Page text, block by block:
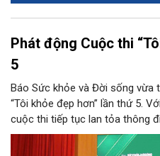
Phát động Cuộc thi
5
Báo Sức khỏe và Đời sống vừa
“Tôi khỏe đẹp hơn” lần thứ 5.
cuộc thi tiếp tục lan tỏa thông
mạnh và khuyến khích người